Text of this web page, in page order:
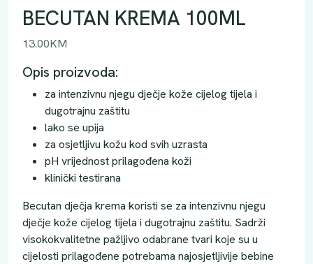
BECUTAN KREMA 100ML
13.00KM
Opis proizvoda:
za intenzivnu njegu dječje kože cijelog tijela i
dugotrajnu zaštitu
lako se upija
za osjetljivu kožu kod svih uzrasta
pH vrijednost prilagođena koži
klinički testirana
Becutan dječja krema koristi se za intenzivnu njegu
dječje kože cijelog tijela i dugotrajnu zaštitu. Sadrži
visokokvalitetne pažljivo odabrane tvari koje su u
cijelosti prilagođene potrebama najosjetljivije bebine